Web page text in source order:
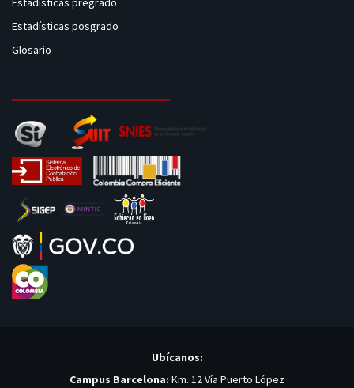
Estadísticas posgrado
Glosario
Ubícanos:
Campus Barcelona: Km. 12 Vía Puerto López